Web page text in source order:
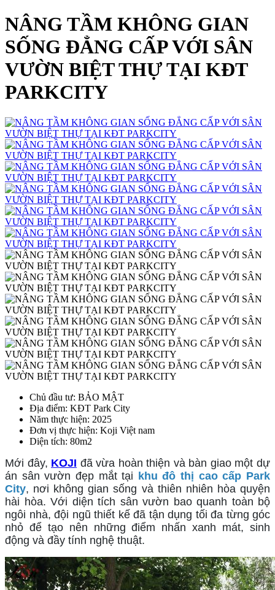
NÂNG TẦM KHÔNG GIAN
SỐNG ĐẲNG CẤP VỚI SÂN
VƯỜN BIỆT THỰ TẠI KĐT
PARKCITY
Chủ đầu tư: BẢO MẬT
Địa điểm: KĐT Park City
Năm thực hiện: 2025
Đơn vị thực hiện: Koji Việt nam
Diện tích: 80m2
Mới đây, KOJI đã vừa hoàn thiện và bàn giao một dự
án sân vườn đẹp mắt tại khu đô thị cao cấp Park
City, nơi không gian sống và thiên nhiên hòa quyện
hài hòa. Với diện tích sân vườn bao quanh toàn bộ
ngôi nhà, đội ngũ thiết kế đã tận dụng tối đa từng góc
nhỏ để tạo nên những điểm nhấn xanh mát, sinh
động và đầy tính nghệ thuật.